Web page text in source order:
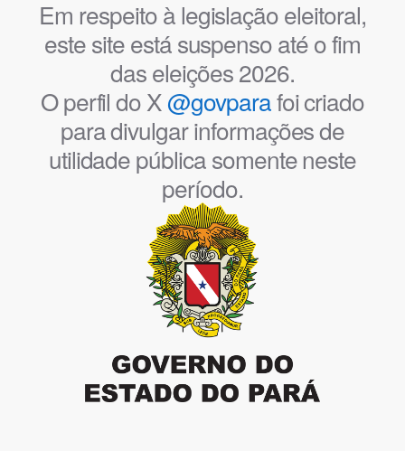
Em respeito à legislação eleitoral,
este site está suspenso até o fim
das eleições 2026.
O perfil do X@govparafoi criado
para divulgar informações de
utilidade pública somente neste
período.